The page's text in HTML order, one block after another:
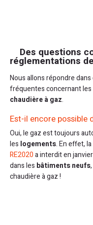
Des questions
réglementations
Nous allons répondre
fréquentes concernant
chaudière à gaz.
Est-il encore possible
Oui, le gaz est toujours
les logements. En effet, la
RE2020a interdit en
dans les bâtiments neufs
chaudière à gaz !